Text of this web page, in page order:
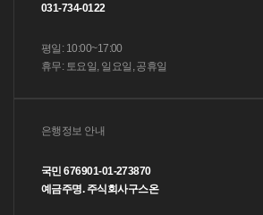
031-734-0122
평일: 10:00~17:00
휴무: 토요일, 일요일, 공휴일
은행정보 안내
국민 676901-01-273870
예금주명. 주식회사구스온